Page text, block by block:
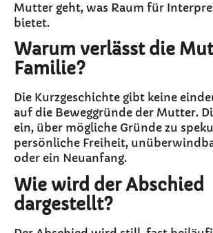
Mutter geht, was Raum für
bietet.
Warum verlässt die
Familie?
Die Kurzgeschichte gibt keine
auf die Beweggründe der Mutter.
ein, über mögliche Gründe zu
persönliche Freiheit,
oder ein Neuanfang.
Wie wird der Abschied
dargestellt?